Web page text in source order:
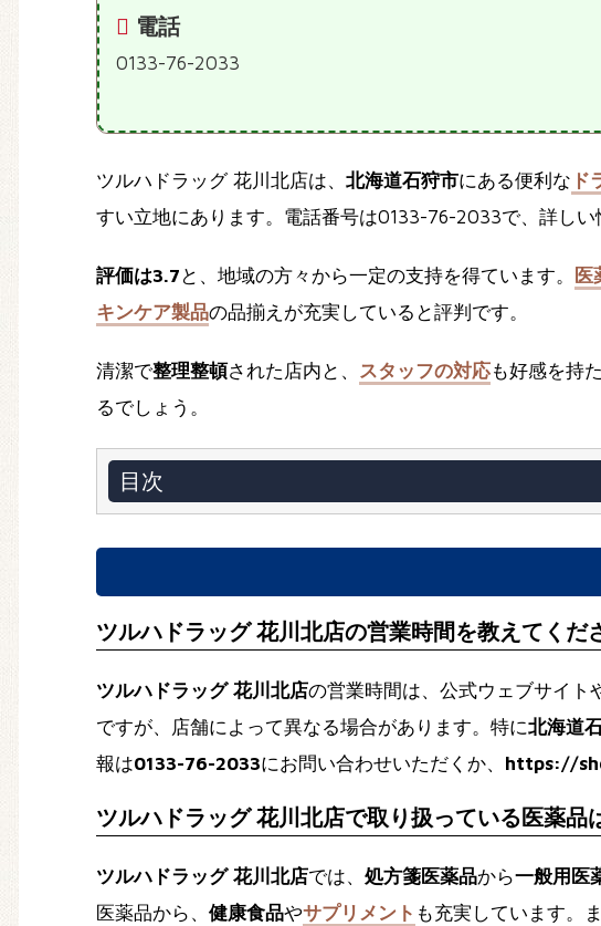
電話
0133-76-2033
ツルハドラッグ 花川北店は、 北海道石狩市にある便利な ド
すい立地にあります。電話番号は0133-76-2033で、詳しい
評価は3.7 と、地域の方々から一定の支持を得ています。 医
キンケア製品の品揃えが充実していると評判です。
清潔で整理整頓された店内と、 スタッフの対応も好感を持
るでしょう。
目次
ツルハドラッグ 花川北店の営業時間を教えてくだ
ツルハドラッグ 花川北店の営業時間は、公式ウェブサイト
ですが、店舗によって異なる場合があります。特に北海道
報は0133-76-2033にお問い合わせいただくか、 https://
ツルハドラッグ 花川北店で取り扱っている医薬品
ツルハドラッグ 花川北店では、 処方箋医薬品から一般用医
医薬品から、 健康食品やサプリメント も充実しています。ま